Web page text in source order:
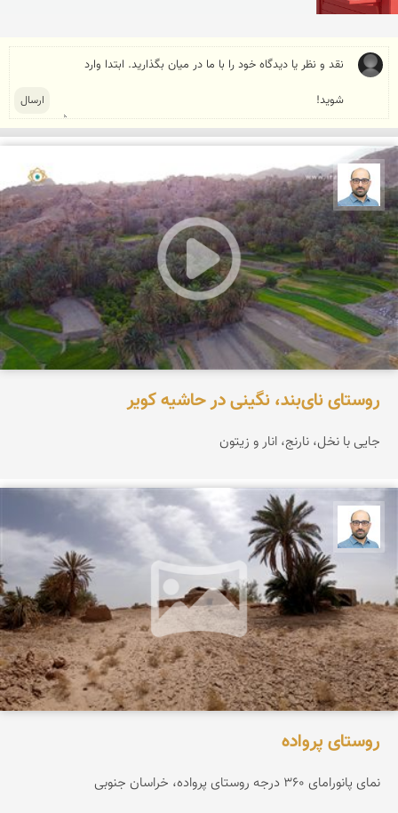
بابک ارجمندی
روستای نای‌بند، نگینی در حاشیه کویر
جایی با نخل، نارنج، انار و زیتون
بابک ارجمندی
روستای پرواده
نمای پانورامای ۳۶۰ درجه روستای پرواده، خراسان جنوبی